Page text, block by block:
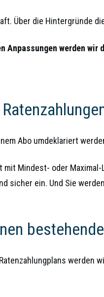
Über die Hintergründe
Anpassungen werden wir
Abo umdeklariert
Mindest- oder
sicher ein. Und Sie
werden